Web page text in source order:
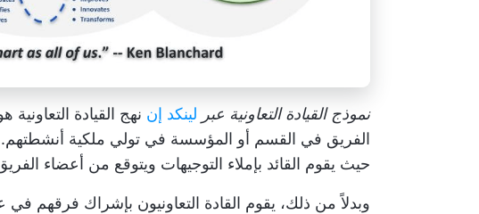
نموذج القيادة التعاونية عبر لينكد إن نهج القيادة
الفريق في القسم أو المؤسسة في تولي ملكية أنشطتهم.
حيث يقوم القائد بإملاء التوجيهات ويتوقع من أعضاء الفريق
وبدلاً من ذلك، يقوم القادة التعاونيون بإشراك فرقهم في